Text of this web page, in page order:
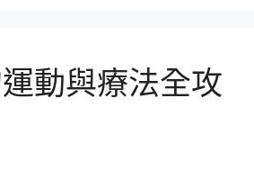
動與療法全攻